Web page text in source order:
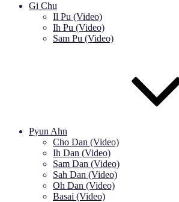
Gi Chu
Il Pu (Video)
Ih Pu (Video)
Sam Pu (Video)
Pyun Ahn
Cho Dan (Video)
Ih Dan (Video)
Sam Dan (Video)
Sah Dan (Video)
Oh Dan (Video)
Basai (Video)